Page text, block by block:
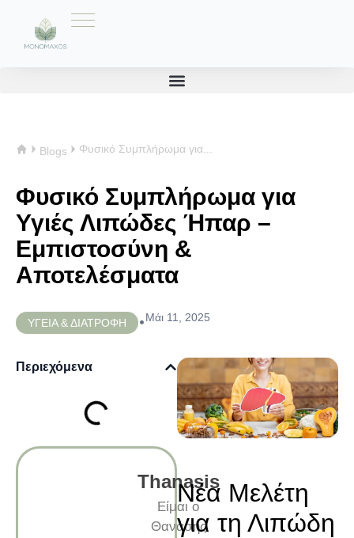
Blogs Φυσικό Συμπλήρωμα για...
Φυσικό Συμπλήρωμα για
Υγιές Λιπώδες Ήπαρ –
Εμπιστοσύνη &
Αποτελέσματα
ΥΓΕΙΑ & ΔΙΑΤΡΟΦΗ •Μάι 11, 2025
Περιεχόμενα
Thanasis
Είμαι ο
Θανάσης
Νέα Μελέτη
για τη Λιπώδη